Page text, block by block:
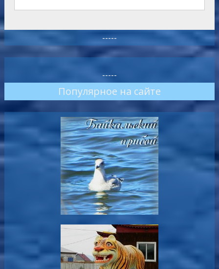
-----
-----
Популярное на сайте